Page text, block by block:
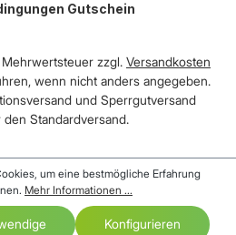
Gutschein
zzgl. Versandkosten
wenn nicht anders angegeben.
und Sperrgutversand
Standardversand.
um eine bestmögliche Erfahrung
Mehr Informationen ...
Konfigurieren